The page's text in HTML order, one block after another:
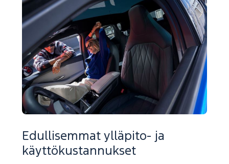
Edullisemmat ylläpito- ja
käyttökustannukset